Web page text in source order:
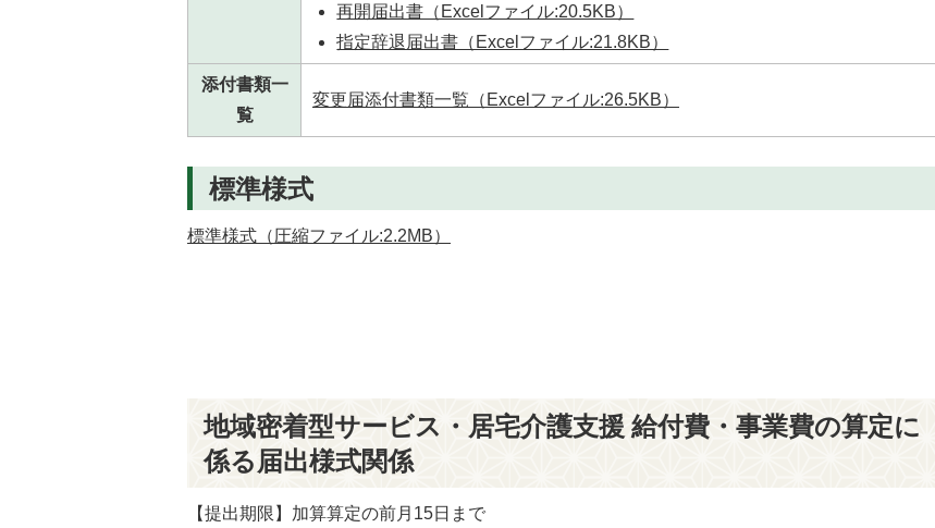
再開届出書（Excelファイル:20.5KB）
指定辞退届出書（Excelファイル:21.8KB）
添付書類一
覧
変更届添付書類一覧（Excelファイル:26.5KB）
標準様式
標準様式（圧縮ファイル:2.2MB）
地域密着型サービス・居宅介護支援 給付費・事業費の算定に
係る届出様式関係
【提出期限】加算算定の前月15日まで